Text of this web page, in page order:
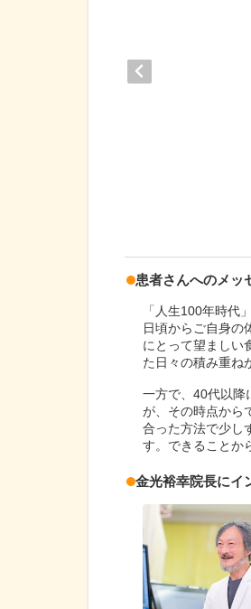
患者さんへのメッ
「人生100年時代
日頃からご自身の
にとって望ましい
た日々の積み重ね
一方で、40代以降
が、その時点から
合った方法で少し
す。できることか
金光裕幸院長にイ